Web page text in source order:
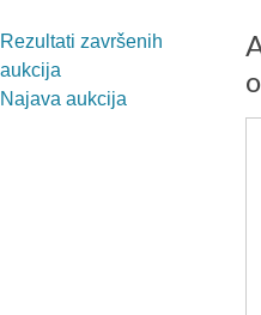
Rezultati završenih
aukcija
Najava aukcija